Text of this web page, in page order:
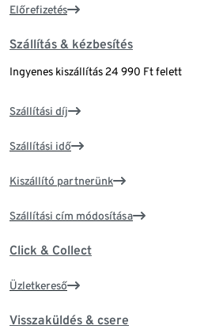
Előrefizetés
Szállítás & kézbesítés
Ingyenes kiszállítás 24 990 Ft felett
Szállítási díj
Szállítási idő
Kiszállító partnerünk
Szállítási cím módosítása
Click & Collect
Üzletkereső
Visszaküldés & csere